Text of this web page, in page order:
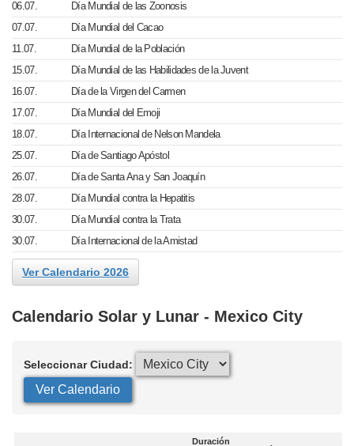
06.07.
Día Mundial de las Zoonosis
07.07.
Día Mundial del Cacao
11.07.
Día Mundial de la Población
15.07.
Día Mundial de las Habilidades de la Juvent
16.07.
Día de la Virgen del Carmen
17.07.
Día Mundial del Emoji
18.07.
Día Internacional de Nelson Mandela
25.07.
Día de Santiago Apóstol
26.07.
Día de Santa Ana y San Joaquín
28.07.
Día Mundial contra la Hepatitis
30.07.
Día Mundial contra la Trata
30.07.
Día Internacional de la Amistad
Ver Calendario 2026
Calendario Solar y Lunar - Mexico City
Seleccionar Ciudad:
Ver Calendario
Duración